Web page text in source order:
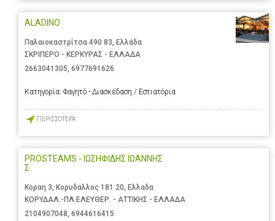
ALADINO
Παλαιοκαστρίτσα 490 83, Ελλάδα
ΣΚΡΙΠΕΡΟ - ΚΕΡΚΥΡΑΣ - ΕΛΛΑΔΑ
2663041305 6977691626
Κατηγορία: Φαγητό - Διασκέδαση / Εστιατόρια
ΠΕΡΙΣΣΟΤΕΡΑ
PROSTEAMS - ΙΩΣΗΦΙΔΗΣ ΙΩΑΝΝΗΣ
Σ
Κοραη 3, Κορυδαλλος 181 20, Ελλαδα
ΚΟΡΥΔΑΛ.-ΠΛ.ΕΛΕΥΘΕΡ. - ΑΤΤΙΚΗΣ - ΕΛΛΑΔΑ
2104907048, 6944616415